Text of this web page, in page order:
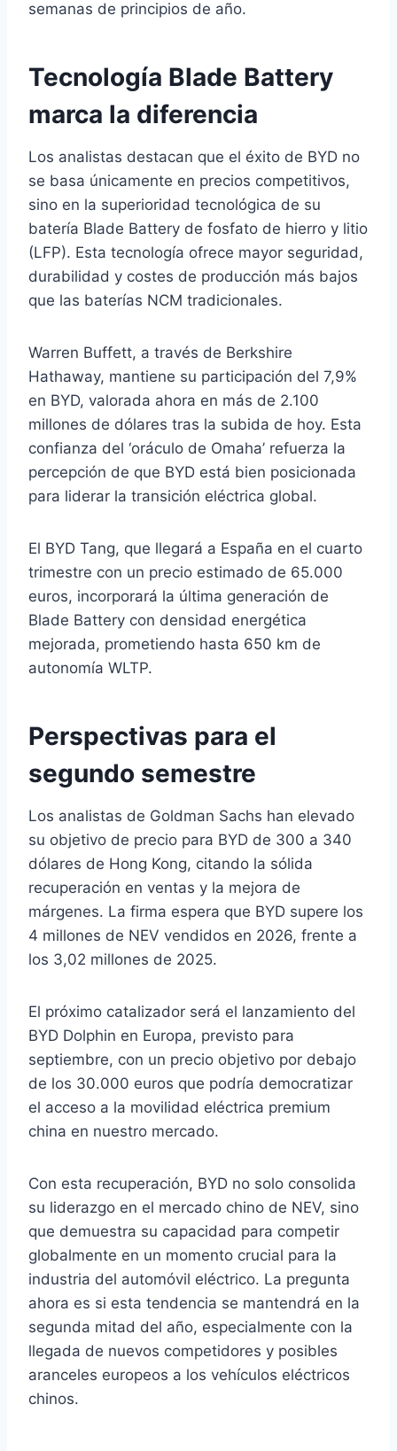
semanas de principios de año.
Tecnología Blade Battery
marca la diferencia
Los analistas destacan que el éxito de BYD no
se basa únicamente en precios competitivos,
sino en la superioridad tecnológica de su
batería Blade Battery de fosfato de hierro y litio
(LFP). Esta tecnología ofrece mayor seguridad,
durabilidad y costes de producción más bajos
que las baterías NCM tradicionales.
Warren Buffett, a través de Berkshire
Hathaway, mantiene su participación del 7,9%
en BYD, valorada ahora en más de 2.100
millones de dólares tras la subida de hoy. Esta
confianza del ‘oráculo de Omaha’ refuerza la
percepción de que BYD está bien posicionada
para liderar la transición eléctrica global.
El BYD Tang, que llegará a España en el cuarto
trimestre con un precio estimado de 65.000
euros, incorporará la última generación de
Blade Battery con densidad energética
mejorada, prometiendo hasta 650 km de
autonomía WLTP.
Perspectivas para el
segundo semestre
Los analistas de Goldman Sachs han elevado
su objetivo de precio para BYD de 300 a 340
dólares de Hong Kong, citando la sólida
recuperación en ventas y la mejora de
márgenes. La firma espera que BYD supere los
4 millones de NEV vendidos en 2026, frente a
los 3,02 millones de 2025.
El próximo catalizador será el lanzamiento del
BYD Dolphin en Europa, previsto para
septiembre, con un precio objetivo por debajo
de los 30.000 euros que podría democratizar
el acceso a la movilidad eléctrica premium
china en nuestro mercado.
Con esta recuperación, BYD no solo consolida
su liderazgo en el mercado chino de NEV, sino
que demuestra su capacidad para competir
globalmente en un momento crucial para la
industria del automóvil eléctrico. La pregunta
ahora es si esta tendencia se mantendrá en la
segunda mitad del año, especialmente con la
llegada de nuevos competidores y posibles
aranceles europeos a los vehículos eléctricos
chinos.